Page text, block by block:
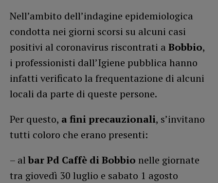
Nell’ambito dell’indagine epidemiologica
condotta nei giorni scorsi su alcuni casi
positivi al coronavirus riscontrati a Bobbio,
i professionisti dall’Igiene pubblica hanno
infatti verificato la frequentazione di alcuni
locali da parte di queste persone.
Per questo, a fini precauzionali, s’invitano
tutti coloro che erano presenti:
– albar Pd Caffè di Bobbio nelle giornate
tra giovedì 30 luglio e sabato 1 agosto